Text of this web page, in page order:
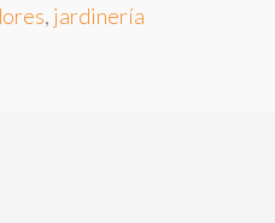
, jardinería